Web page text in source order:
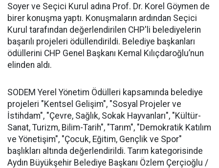
Soyer ve Seçici Kurul adına Prof. Dr. Korel Göymen de
birer konuşma yaptı. Konuşmaların ardından Seçici
Kurul tarafından değerlendirilen CHP'li belediyelerin
başarılı projeleri ödüllendirildi. Belediye başkanları
ödüllerini CHP Genel Başkanı Kemal Kılıçdaroğlu’nun
elinden aldı.
SODEM Yerel Yönetim Ödülleri kapsamında belediye
projeleri "Kentsel Gelişim", "Sosyal Projeler ve
İstihdam", "Çevre, Sağlık, Sokak Hayvanları", "Kültür-
Sanat, Turizm, Bilim-Tarih", "Tarım", "Demokratik Katılım
ve Yönetişim", "Çocuk, Eğitim, Gençlik ve Spor"
başlıkları altında değerlendirildi. Tarım kategorisinde
Aydın Büyükşehir Belediye Başkanı Özlem Çerçioğlu /